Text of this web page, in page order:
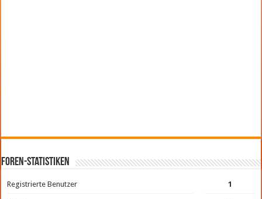
Foren-Statistiken
Registrierte Benutzer 1